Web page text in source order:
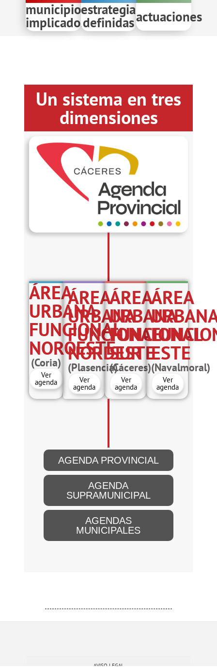
municipios
implicados
estrategias
definidasactuaciones
Un sistema en tres
dimensiones
ÁREA
URBANA
FUNCIONAL
NOROESTE
(Coria)
Ver
agenda
ÁREA
URBANA
FUNCIONAL
NORDESTE
(Plasencia)
Ver
agenda
ÁREA
URBANA
FUNCIONAL
SUR
(Cáceres)
Ver
agenda
ÁREA
ESTE
(Navalmoral)
Ver
agenda
AGENDA PROVINCIAL
AGENDA
SUPRAMUNICIPAL
AGENDAS
MUNICIPALES
AVISO LEGAL